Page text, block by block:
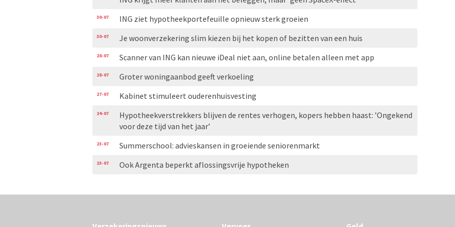
30-07 ING ziet hypotheekportefeuille opnieuw sterk groeien
30-07 Je woonverzekering slim kiezen bij het kopen of bezitten van een huis
28-07 Scanner van ING kan nieuwe iDeal niet aan, online betalen alleen met app
28-07 Groter woningaanbod geeft verkoeling
27-07 Kabinet stimuleert ouderenhuisvesting
24-07
Hypotheekverstrekkers blijven de rentes verhogen, kopers hebben haast: ’Ongekend
voor deze tijd van het jaar’
23-07 Summerschool: advieskansen in groeiende seniorenmarkt
23-07 Ook Argenta beperkt aflossingsvrije hypotheken